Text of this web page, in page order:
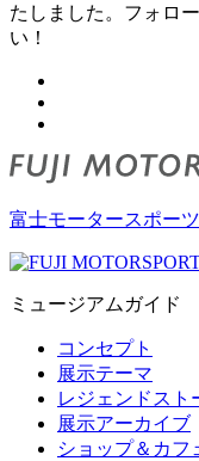
たしました。フォロ
い！
富士モータースポー
ミュージアムガイド
コンセプト
展示テーマ
レジェンドスト
展示アーカイブ
ショップ＆カフ